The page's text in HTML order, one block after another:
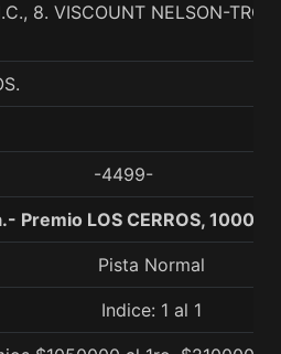
8. VISCOUNT NELSON-
-4499-
Premio LOS CERROS, 1000
Pista Normal
Indice: 1 al 1